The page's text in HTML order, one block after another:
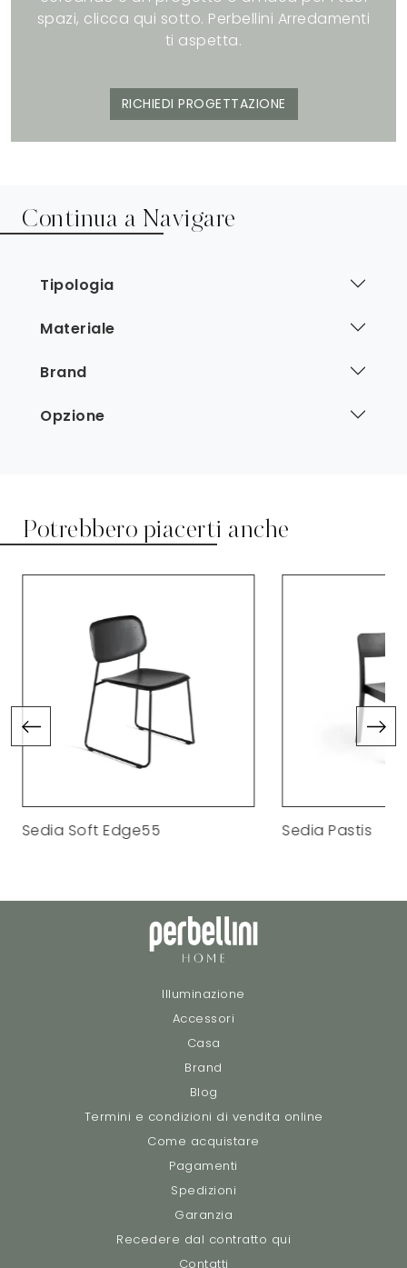
spazi, clicca qui sotto. Perbellini Arredamenti
ti aspetta.
RICHIEDI PROGETTAZIONE
Continua a Navigare
Tipologia
Materiale
Brand
Opzione
Potrebbero piacerti anche
Sedia Soft Edge55 Sedia Pastis
Illuminazione
Accessori
Casa
Brand
Blog
Termini e condizioni di vendita online
Come acquistare
Pagamenti
Spedizioni
Garanzia
Recedere dal contratto qui
Contatti